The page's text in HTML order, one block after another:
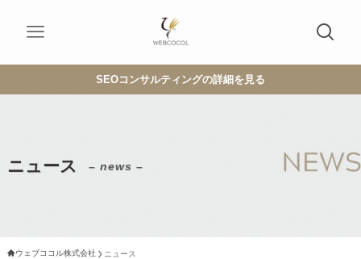
SEOコンサルティングの詳細を見る
ニュース – news –
ウェブココル株式会社 ニュース